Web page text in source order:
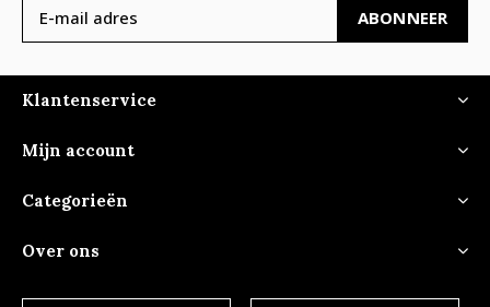
ABONNEER
Klantenservice
Mijn account
Categorieën
Over ons